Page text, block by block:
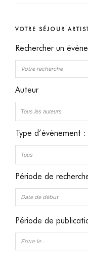
VOTRE SÉJOUR
Rechercher un
Auteur
Type d’événement :
Période de
Période de